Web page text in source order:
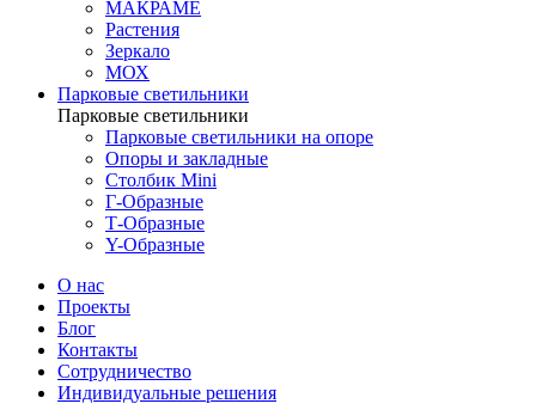
МАКРАМЕ
Растения
Зеркало
МОХ
Парковые светильники
Парковые светильники
Парковые светильники на опоре
Опоры и закладные
Столбик Mini
Г-Образные
Т-Образные
Y-Образные
О нас
Проекты
Блог
Контакты
Сотрудничество
Индивидуальные решения